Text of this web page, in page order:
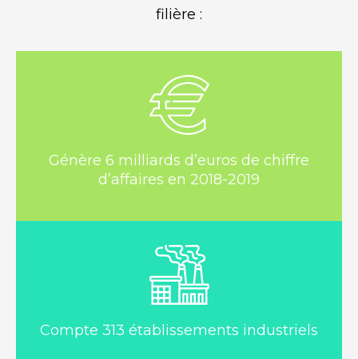
filière :
Génère 6 milliards d’euros de chiffre
d’affaires en 2018-2019
Compte 313 établissements industriels